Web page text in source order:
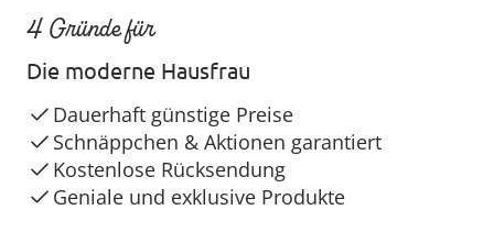
4 Gründe für
Die moderne Hausfrau
Dauerhaft günstige Preise
Schnäppchen & Aktionen garantiert
Kostenlose Rücksendung
Geniale und exklusive Produkte